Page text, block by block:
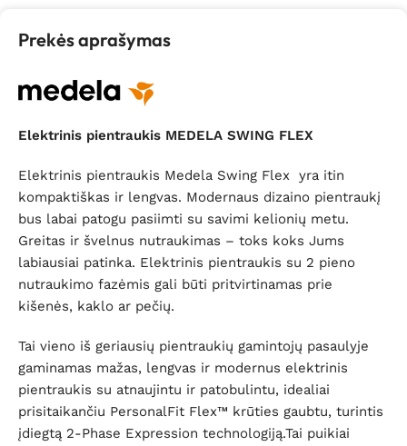
Prekės aprašymas
Elektrinis pientraukis MEDELA SWING FLEX
Elektrinis pientraukis Medela Swing Flex yra itin
kompaktiškas ir lengvas. Modernaus dizaino pientraukį
bus labai patogu pasiimti su savimi kelionių metu.
Greitas ir švelnus nutraukimas – toks koks Jums
labiausiai patinka. Elektrinis pientraukis su 2 pieno
nutraukimo fazėmis gali būti pritvirtinamas prie
kišenės, kaklo ar pečių.
Tai vieno iš geriausių pientraukių gamintojų pasaulyje
gaminamas mažas, lengvas ir modernus elektrinis
pientraukis su atnaujintu ir patobulintu, idealiai
prisitaikančiu PersonalFit Flex™ krūties gaubtu, turintis
įdiegtą 2-Phase Expression technologiją.Tai puikiai